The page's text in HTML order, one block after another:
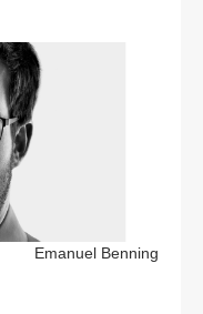
Emanuel Benning